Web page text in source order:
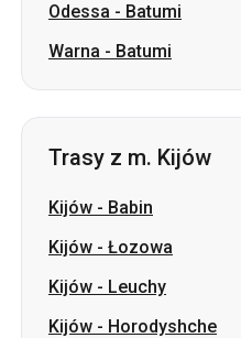
Odessa - Batumi
Warna - Batumi
Trasy z m. Kijów
Kijów - Babin
Kijów - Łozowa
Kijów - Leuchy
Kijów - Horodyshche